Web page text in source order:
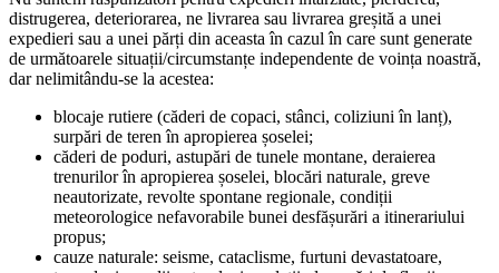
distrugerea, deteriorarea, ne livrarea sau livrarea greșită a unei
expedieri sau a unei părți din aceasta în cazul în care sunt generate
de următoarele situații/circumstanțe independente de voința noastră,
dar nelimitându-se la acestea:
blocaje rutiere (căderi de copaci, stânci, coliziuni în lanț),
surpări de teren în apropierea șoselei;
căderi de poduri, astupări de tunele montane, deraierea
trenurilor în apropierea șoselei, blocări naturale, greve
neautorizate, revolte spontane regionale, condiții
meteorologice nefavorabile bunei desfășurări a itinerariului
propus;
cauze naturale: seisme, cataclisme, furtuni devastatoare,